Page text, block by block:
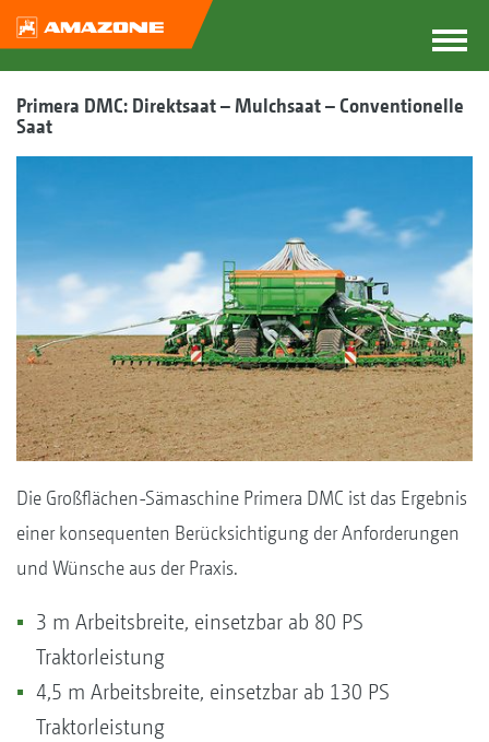
Primera DMC: Direktsaat – Mulchsaat – Conventionelle
Saat
Die Großflächen-Sämaschine Primera DMC ist das Ergebnis
einer konsequenten Berücksichtigung der Anforderungen
und Wünsche aus der Praxis.
3 m Arbeitsbreite, einsetzbar ab 80 PS
Traktorleistung
4,5 m Arbeitsbreite, einsetzbar ab 130 PS
Traktorleistung